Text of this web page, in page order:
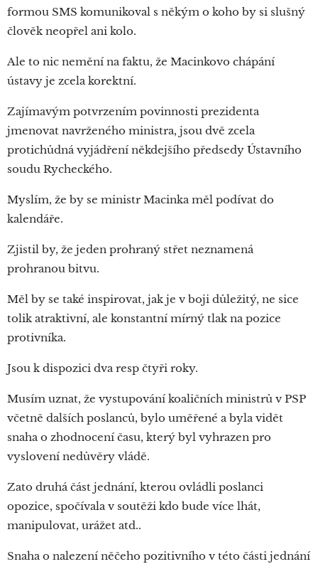
formou SMS komunikoval s někým o koho by si slušný
člověk neopřel ani kolo.
Ale to nic nemění na faktu, že Macinkovo chápání
ústavy je zcela korektní.
Zajímavým potvrzením povinnosti prezidenta
jmenovat navrženého ministra, jsou dvě zcela
protichůdná vyjádření někdejšího předsedy Ústavního
soudu Rycheckého.
Myslím, že by se ministr Macinka měl podívat do
kalendáře.
Zjistil by, že jeden prohraný střet neznamená
prohranou bitvu.
Měl by se také inspirovat, jak je v boji důležitý, ne sice
tolik atraktivní, ale konstantní mírný tlak na pozice
protivníka.
Jsou k dispozici dva resp čtyři roky.
Musím uznat, že vystupování koaličních ministrů v PSP
včetně dalších poslanců, bylo uměřené a byla vidět
snaha o zhodnocení času, který byl vyhrazen pro
vyslovení nedůvěry vládě.
Zato druhá část jednání, kterou ovládli poslanci
opozice, spočívala v soutěži kdo bude více lhát,
manipulovat, urážet atd..
Snaha o nalezení něčeho pozitivního v této části jednání